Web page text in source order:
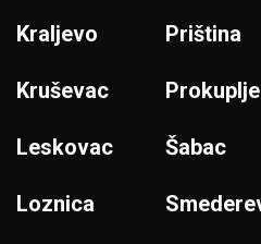
Kraljevo
Kruševac
Leskovac
Loznica
Priština
Prokuplje
Šabac